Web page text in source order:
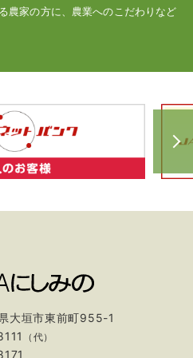
農家の方に、農業へのこだわりなど
大垣市東前町955-1
（代）